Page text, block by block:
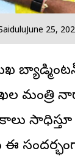
June 25,
మంత్రి
సాధిస్తూ